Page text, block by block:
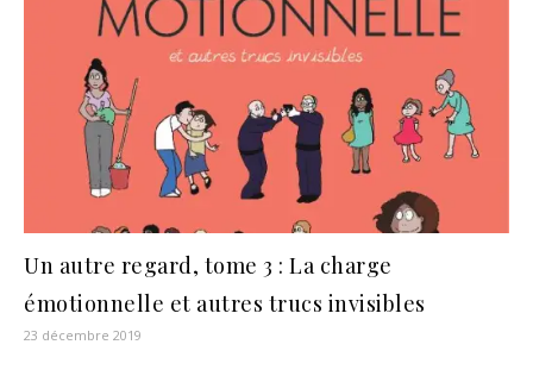
Un autre regard, tome 3 : La charge
émotionnelle et autres trucs invisibles
23 décembre 2019